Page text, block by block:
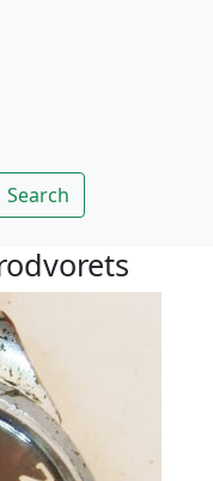
Rechercher
Search